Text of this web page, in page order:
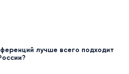
лучше всего подходит